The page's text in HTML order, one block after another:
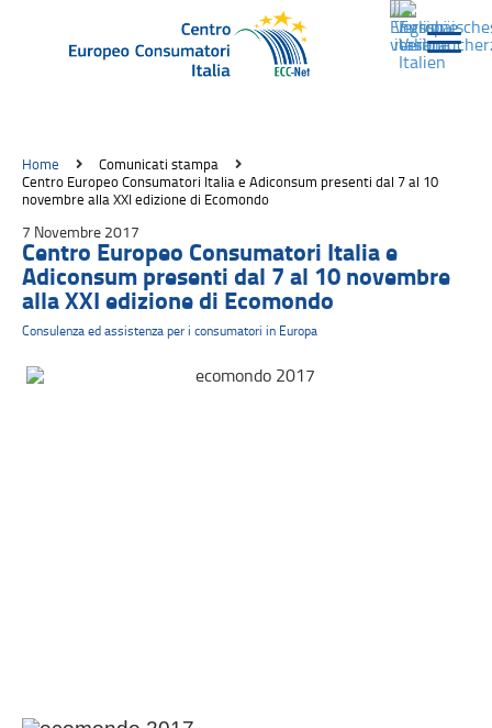
Home
Comunicati stampa
Centro Europeo Consumatori Italia e Adiconsum presenti dal 7 al 10
novembre alla XXI edizione di Ecomondo
7 Novembre 2017
Centro Europeo Consumatori Italia e
Adiconsum presenti dal 7 al 10 novembre
alla XXI edizione di Ecomondo
Consulenza ed assistenza per i consumatori in Europa